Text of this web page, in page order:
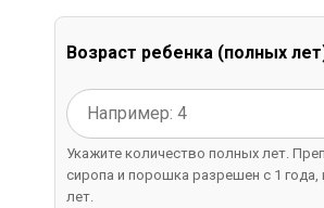
Возраст ребенка (полных
Укажите количество полных лет.
сиропа и порошка разрешен с 1 года,
лет.